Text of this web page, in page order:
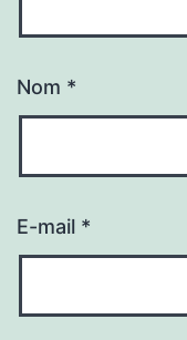
Nom *
E-mail *